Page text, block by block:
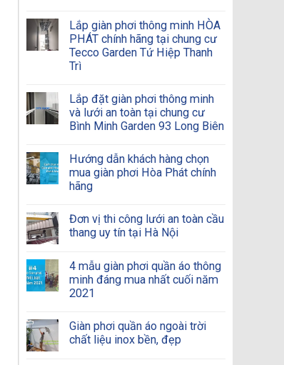
Lắp giàn phơi thông minh HÒA
PHÁT chính hãng tại chung cư
Tecco Garden Tứ Hiệp Thanh
Trì
Lắp đặt giàn phơi thông minh
và lưới an toàn tại chung cư
Bình Minh Garden 93 Long Biên
Hướng dẫn khách hàng chọn
mua giàn phơi Hòa Phát chính
hãng
Đơn vị thi công lưới an toàn cầu
thang uy tín tại Hà Nội
4 mẫu giàn phơi quần áo thông
minh đáng mua nhất cuối năm
2021
Giàn phơi quần áo ngoài trời
chất liệu inox bền, đẹp